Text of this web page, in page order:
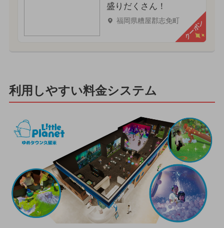
盛りだくさん！
福岡県糟屋郡志免町 クーポン
利用しやすい料金システム